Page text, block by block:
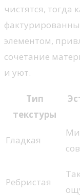
чистятся, тогда
элементом,
сочетание
и уют.
Тип
текстуры
Гладкая
Ребристая